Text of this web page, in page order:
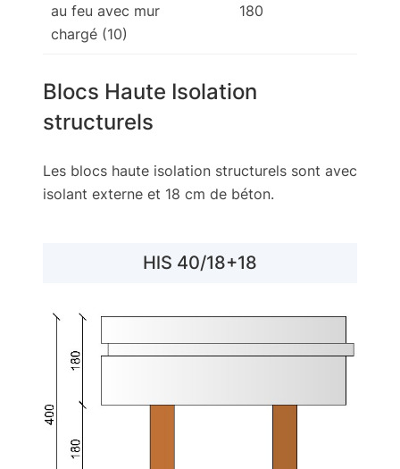
au feu avec mur
chargé (10)
180
Blocs Haute Isolation
structurels
Les blocs haute isolation structurels sont avec
isolant externe et 18 cm de béton.
HlS 40/18+18